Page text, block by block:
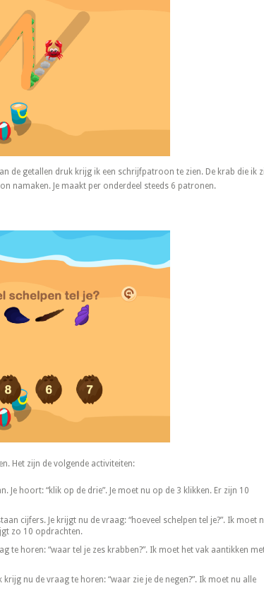
de getallen druk krijg ik een schrijfpatroon te zien. De krab die ik
namaken. Je maakt per onderdeel steeds 6 patronen.
Het zijn de volgende activiteiten:
Je hoort: “klik op de drie”. Je moet nu op de 3 klikken. Er zijn 10
cijfers. Je krijgt nu de vraag: “hoeveel schelpen tel je?”. Ik moet
zo 10 opdrachten.
te horen: “waar tel je zes krabben?”. Ik moet het vak aantikken
nu de vraag te horen: “waar zie je de negen?”. Ik moet nu alle